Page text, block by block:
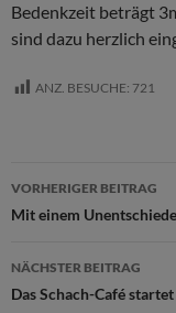
Bedenkzeit beträgt
sind dazu herzlich
ANZ. BESUCHE: 721
VORHERIGER BEITRAG
Mit einem
NÄCHSTER BEITRAG
Das Schach-Café startet